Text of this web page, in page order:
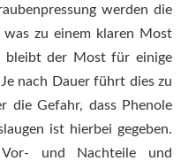
werden die
zu einem klaren Most
bleibt der Most für einige
nach Dauer führt dies zu
die Gefahr, dass Phenole
ist hierbei gegeben.
und Nachteile und